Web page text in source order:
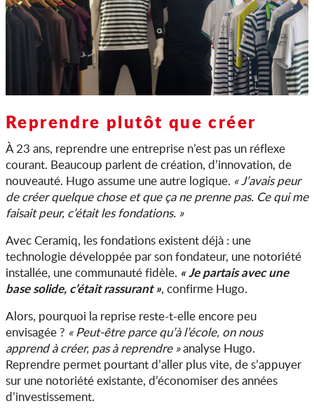
Reprendre plutôt que créer
À 23 ans, reprendre une entreprise n’est pas un réflexe
courant. Beaucoup parlent de création, d’innovation, de
nouveauté. Hugo assume une autre logique. « J’avais peur
de créer quelque chose et que ça ne prenne pas. Ce qui me
faisait peur, c’était les fondations. »
Avec Ceramiq, les fondations existent déjà : une
technologie développée par son fondateur, une notoriété
installée, une communauté fidèle. « Je partais avec une
base solide, c’était rassurant », confirme Hugo.
Alors, pourquoi la reprise reste-t-elle encore peu
envisagée ? « Peut-être parce qu’à l’école, on nous
apprend à créer, pas à reprendre »analyse Hugo.
Reprendre permet pourtant d’aller plus vite, de s’appuyer
sur une notoriété existante, d’économiser des années
d’investissement.